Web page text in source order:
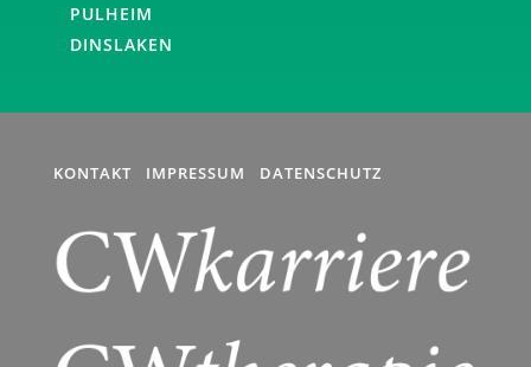
PULHEIM
DINSLAKEN
KONTAKT IMPRESSUM DATENSCHUTZ